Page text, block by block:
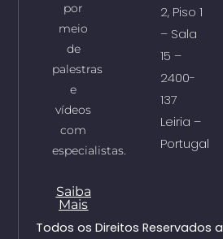
por
meio
de
palestras
e
vídeos
com
especialistas.
Saiba
Mais
2, Piso 1
– Sala
15 –
2400-
137
Leiria –
Portugal
Todos os Direitos Reservados